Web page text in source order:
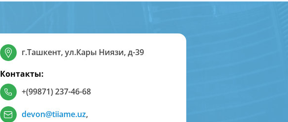
г.Ташкент, ул.Кары Ниязи, д-39
Контакты:
+(99871) 237-46-68
devon@tiiame.uz,